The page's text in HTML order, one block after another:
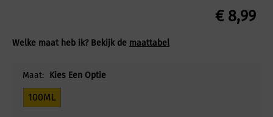
€8,99
Welke maat heb ik? Bekijk de maattabel
Maat: Kies Een Optie
100ML